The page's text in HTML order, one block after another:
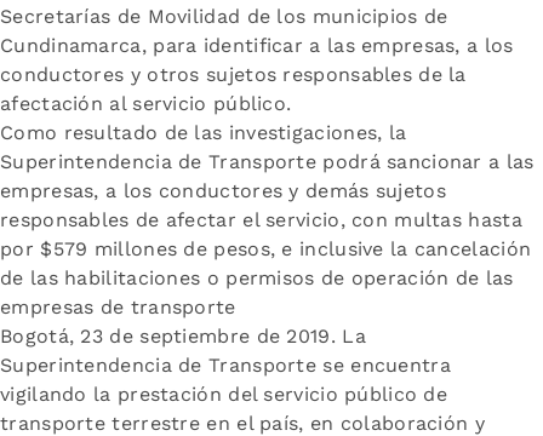
Secretarías de Movilidad de los municipios de
Cundinamarca, para identificar a las empresas, a los
conductores y otros sujetos responsables de la
afectación al servicio público.
Como resultado de las investigaciones, la
Superintendencia de Transporte podrá sancionar a las
empresas, a los conductores y demás sujetos
responsables de afectar el servicio, con multas hasta
por $579 millones de pesos, e inclusive la cancelación
de las habilitaciones o permisos de operación de las
empresas de transporte
Bogotá, 23 de septiembre de 2019. La
Superintendencia de Transporte se encuentra
vigilando la prestación del servicio público de
transporte terrestre en el país, en colaboración y